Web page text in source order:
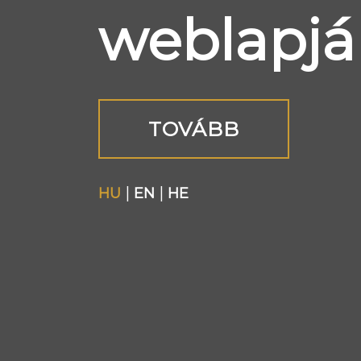
TOVÁBB
HU | EN | HE